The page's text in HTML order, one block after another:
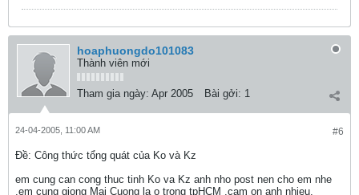
hoaphuongdo101083
Thành viên mới
Tham gia ngày: Apr 2005 Bài gởi: 1
#6
24-04-2005, 11:00 AM
Ðề: Công thức tổng quát của Ko và Kz
em cung can cong thuc tinh Ko va Kz anh nho post nen cho em nhe
,em cung giong Mai Cuong la o trong tpHCM ,cam on anh nhieu.